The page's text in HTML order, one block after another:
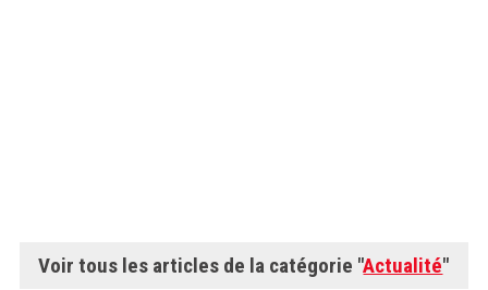
Voir tous les articles de la catégorie "Actualité"